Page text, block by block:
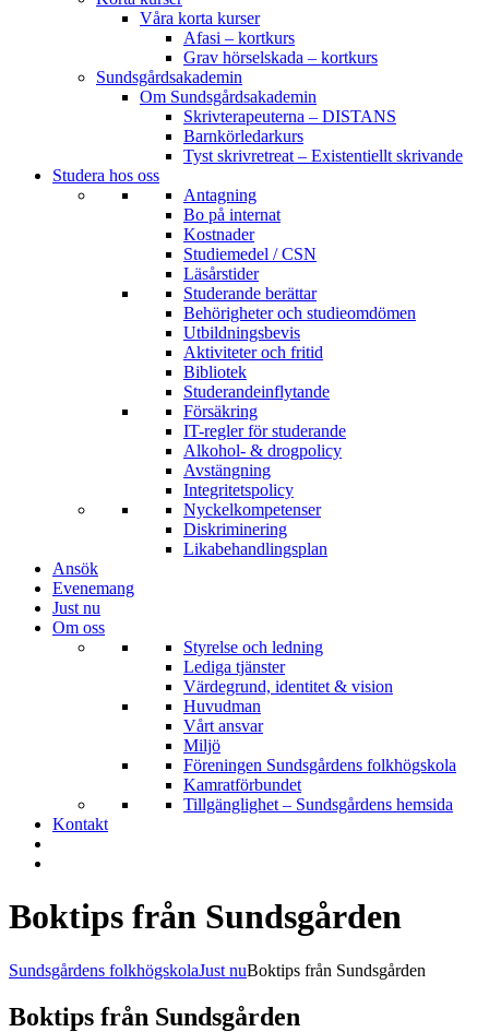
Våra korta kurser
Afasi – kortkurs
Grav hörselskada – kortkurs
Sundsgårdsakademin
Om Sundsgårdsakademin
Skrivterapeuterna – DISTANS
Barnkörledarkurs
Tyst skrivretreat – Existentiellt skrivande
Studera hos oss
Antagning
Bo på internat
Kostnader
Studiemedel / CSN
Läsårstider
Studerande berättar
Behörigheter och studieomdömen
Utbildningsbevis
Aktiviteter och fritid
Bibliotek
Studerandeinflytande
Försäkring
IT-regler för studerande
Alkohol- & drogpolicy
Avstängning
Integritetspolicy
Nyckelkompetenser
Diskriminering
Likabehandlingsplan
Ansök
Evenemang
Just nu
Om oss
Styrelse och ledning
Lediga tjänster
Värdegrund, identitet & vision
Huvudman
Vårt ansvar
Miljö
Föreningen Sundsgårdens folkhögskola
Kamratförbundet
Tillgänglighet – Sundsgårdens hemsida
Kontakt
Boktips från Sundsgården
Sundsgårdens folkhögskolaJust nuBoktips från Sundsgården
Boktips från Sundsgården